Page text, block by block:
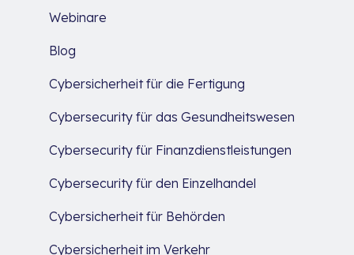
Webinare
Blog
Cybersicherheit für die Fertigung
Cybersecurity für das Gesundheitswesen
Cybersecurity für Finanzdienstleistungen
Cybersecurity für den Einzelhandel
Cybersicherheit für Behörden
Cybersicherheit im Verkehr